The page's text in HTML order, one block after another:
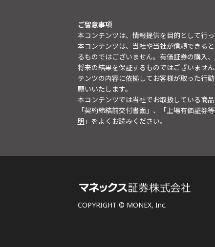
ご留意事項
本コンテンツは、情報提供を目的として行っ
本コンテンツは、当社や当社が信頼できる
るものではございません。有価証券の購入
将来の結果を保証するものではございませ
テンツの内容に依拠してお客様が取った行
願いいたします。
本コンテンツでは当社でお取扱している商
「契約締結前交付書面」、「上場有価証
明 」をよくお読みください。
COPYRIGHT © MONEX, Inc.